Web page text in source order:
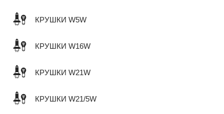
КРУШКИ W5W
КРУШКИ W16W
КРУШКИ W21W
КРУШКИ W21/5W